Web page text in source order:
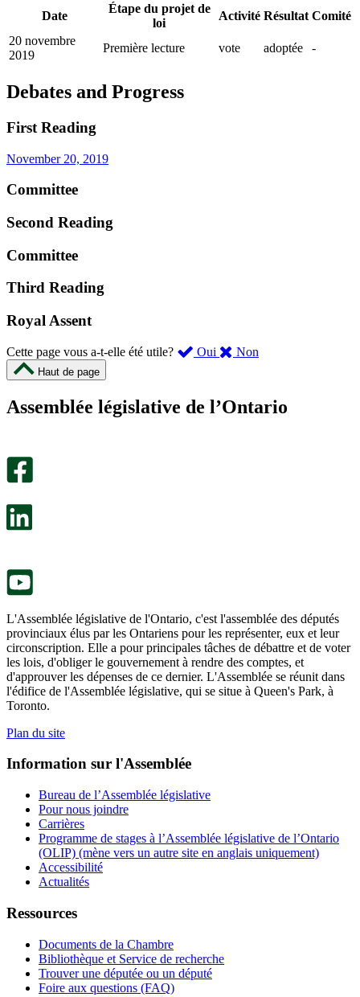
Date
Étape du projet de
loi
Activité Résultat Comité
20 novembre
2019
Première lecture vote adoptée -
Debates and Progress
First Reading
November 20, 2019
Committee
Second Reading
Committee
Third Reading
Royal Assent
Cette page vous a-t-elle été utile? Oui ,
été
Non
m’a
Haut de page
Assemblée législative de l’Ontario
L'Assemblée législative de l'Ontario, c'est l'assemblée des députés
provinciaux élus par les Ontariens pour les représenter, eux et leur
circonscription. Elle a pour principales tâches de débattre et de voter
les lois, d'obliger le gouvernement à rendre des comptes, et
d'approuver les dépenses de ce dernier. L'Assemblée se réunit dans
l'édifice de l'Assemblée législative, qui se situe à Queen's Park, à
Toronto.
Plan du site
Information sur l'Assemblée
Bureau de l’Assemblée législative
Pour nous joindre
Carrières
Programme de stages à l’Assemblée législative de l’Ontario
(OLIP) (mène vers un autre site en anglais uniquement)
Accessibilité
Actualités
Ressources
Documents de la Chambre
Bibliothèque et Service de recherche
Trouver une députée ou un député
Foire aux questions (FAQ)